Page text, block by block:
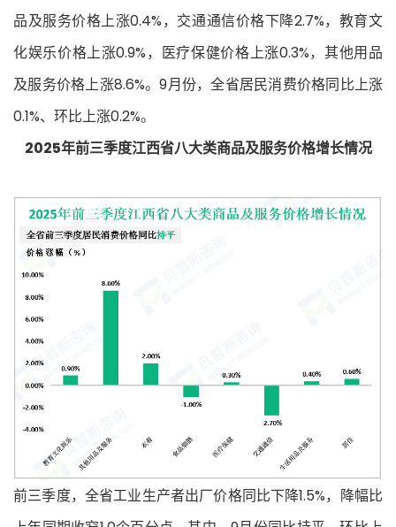
品及服务价格上涨0.4%，交通通信价格下降2.7%，教育文
化娱乐价格上涨0.9%，医疗保健价格上涨0.3%，其他用品
及服务价格上涨8.6%。9月份，全省居民消费价格同比上涨
0.1%、环比上涨0.2%。
2025年前三季度江西省八大类商品及服务价格增长情况
前三季度，全省工业生产者出厂价格同比下降1.5%，降幅比